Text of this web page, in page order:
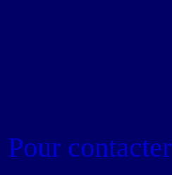
Pour contacter